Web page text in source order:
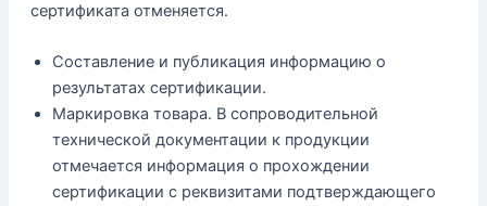
сертификата отменяется.
Составление и публикация информацию о
результатах сертификации.
Маркировка товара. В сопроводительной
технической документации к продукции
отмечается информация о прохождении
сертификации с реквизитами подтверждающего